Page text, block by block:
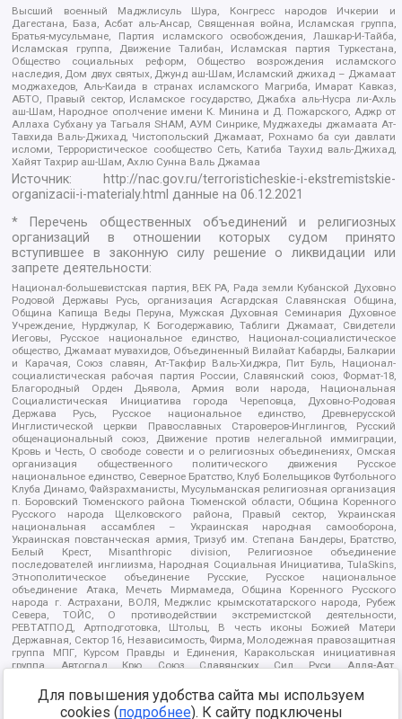
Высший военный Маджлисуль Шура, Конгресс народов Ичкерии и
Дагестана, База, Асбат аль-Ансар, Священная война, Исламская группа,
Братья-мусульмане, Партия исламского освобождения, Лашкар-И-Тайба,
Исламская группа, Движение Талибан, Исламская партия Туркестана,
Общество социальных реформ, Общество возрождения исламского
наследия, Дом двух святых, Джунд аш-Шам, Исламский джихад – Джамаат
моджахедов, Аль-Каида в странах исламского Магриба, Имарат Кавказ,
АБТО, Правый сектор, Исламское государство, Джабха аль-Нусра ли-Ахль
аш-Шам, Народное ополчение имени К. Минина и Д. Пожарского, Аджр от
Аллаха Субхану уа Тагьаля SHAM, АУМ Синрике, Муджахеды джамаата Ат-
Тавхида Валь-Джихад, Чистопольский Джамаат, Рохнамо ба суи давлати
исломи, Террористическое сообщество Сеть, Катиба Таухид валь-Джихад,
Хайят Тахрир аш-Шам, Ахлю Сунна Валь Джамаа
Источник:
http://nac.gov.ru/terroristicheskie-i-ekstremistskie-
organizacii-i-materialy.html данные на06.12.2021
* Перечень общественных объединений и религиозных
организаций в отношении которых судом принято
вступившее в законную силу решение о ликвидации или
запрете деятельности:
Национал-большевистская партия, ВЕК РА, Рада земли Кубанской Духовно
Родовой Державы Русь, организация Асгардская Славянская Община,
Община Капища Веды Перуна, Мужская Духовная Семинария Духовное
Учреждение, Нурджулар, К Богодержавию, Таблиги Джамаат, Свидетели
Иеговы, Русское национальное единство, Национал-социалистическое
общество, Джамаат мувахидов, Объединенный Вилайат Кабарды, Балкарии
и Карачая, Союз славян, Ат-Такфир Валь-Хиджра, Пит Буль, Национал-
социалистическая рабочая партия России, Славянский союз, Формат-18,
Благородный Орден Дьявола, Армия воли народа, Национальная
Социалистическая Инициатива города Череповца, Духовно-Родовая
Держава Русь, Русское национальное единство, Древнерусской
Инглистической церкви Православных Староверов-Инглингов, Русский
общенациональный союз, Движение против нелегальной иммиграции,
Кровь и Честь, О свободе совести и о религиозных объединениях, Омская
организация общественного политического движения Русское
национальное единство, Северное Братство, Клуб Болельщиков Футбольного
Клуба Динамо, Файзрахманисты, Мусульманская религиозная организация
п. Боровский Тюменского района Тюменской области, Община Коренного
Русского народа Щелковского района, Правый сектор, Украинская
национальная ассамблея – Украинская народная самооборона,
Украинская повстанческая армия, Тризуб им. Степана Бандеры, Братство,
Белый Крест, Misanthropic division, Религиозное объединение
последователей инглиизма, Народная Социальная Инициатива, TulaSkins,
Этнополитическое объединение Русские, Русское национальное
объединение Атака, Мечеть Мирмамеда, Община Коренного Русского
народа г. Астрахани, ВОЛЯ, Меджлис крымскотатарского народа, Рубеж
Севера, ТОЙС, О противодействии экстремистской деятельности,
РЕВТАТПОД, Артподготовка, Штольц, В честь иконы Божией Матери
Державная, Сектор 16, Независимость, Фирма, Молодежная правозащитная
группа МПГ, Курсом Правды и Единения, Каракольская инициативная
группа, Автоград Крю, Союз Славянских Сил Руси, Алля-Аят,
Арестантское уголовное единство, Башкорт, Нация и свобода, W.H.С., Фалунь
Дафа, Иртыш Ultras, Русский Патриотический клуб-Новокузнецк/РПК,
Сибирский державный союз, Фонд борьбы с коррупцией, Фонд защиты прав
Для повышения удобства сайта мы используем
cookies (подробнее). К сайту подключены